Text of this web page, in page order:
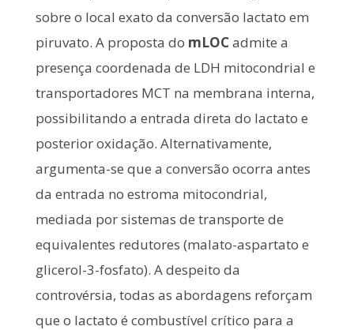
sobre o local exato da conversão lactato em
piruvato. A proposta do mLOCadmite a
presença coordenada de LDH mitocondrial e
transportadores MCT na membrana interna,
possibilitando a entrada direta do lactato e
posterior oxidação. Alternativamente,
argumenta-se que a conversão ocorra antes
da entrada no estroma mitocondrial,
mediada por sistemas de transporte de
equivalentes redutores (malato-aspartato e
glicerol-3-fosfato). A despeito da
controvérsia, todas as abordagens reforçam
que o lactato é combustível crítico para a